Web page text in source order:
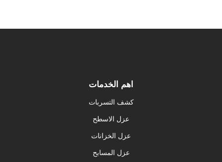
اهم الخدمات
كشف التسربات
عزل الاسطح
عزل الخزانات
عزل المسابح